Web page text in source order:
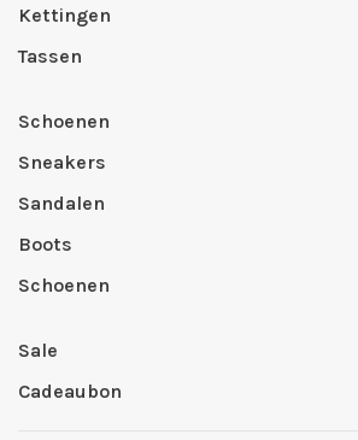
Kettingen
Tassen
Schoenen
Sneakers
Sandalen
Boots
Schoenen
Sale
Cadeaubon